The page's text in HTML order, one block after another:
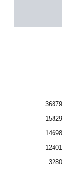
36879
15829
14698
12401
3280